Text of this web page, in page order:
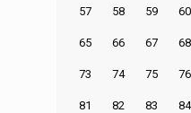
57 58 59 60
65 66 67 68
73 74 75 76
81 82 83 84